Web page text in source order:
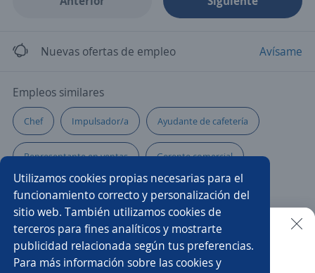
Utilizamos cookies propias necesarias para el
funcionamiento correcto y personalización del
sitio web. También utilizamos cookies de
terceros para fines analíticos y mostrarte
publicidad relacionada según tus preferencias.
Para más información sobre las cookies y
Nuevas ofertas de empleo Avísame
Empleos similares
Chef Impulsador/a Ayudante de cafetería
Representante en ventas Gerente comercial
Cabinero/a Manipulador/a de alimentos
Auxiliar de farmacia Gerente de producción
Supervisor/a de ventas Comercial tienda
Buscar es más fácil en la app